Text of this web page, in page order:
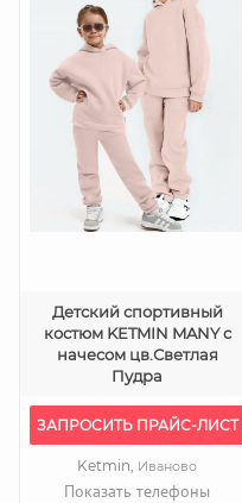
Детский спортивный
костюм KETMIN MANY с
начесом цв.Светлая
Пудра
ЗАПРОСИТЬ ПРАЙС-ЛИСТ
Ketmin, Иваново
Показать телефоны